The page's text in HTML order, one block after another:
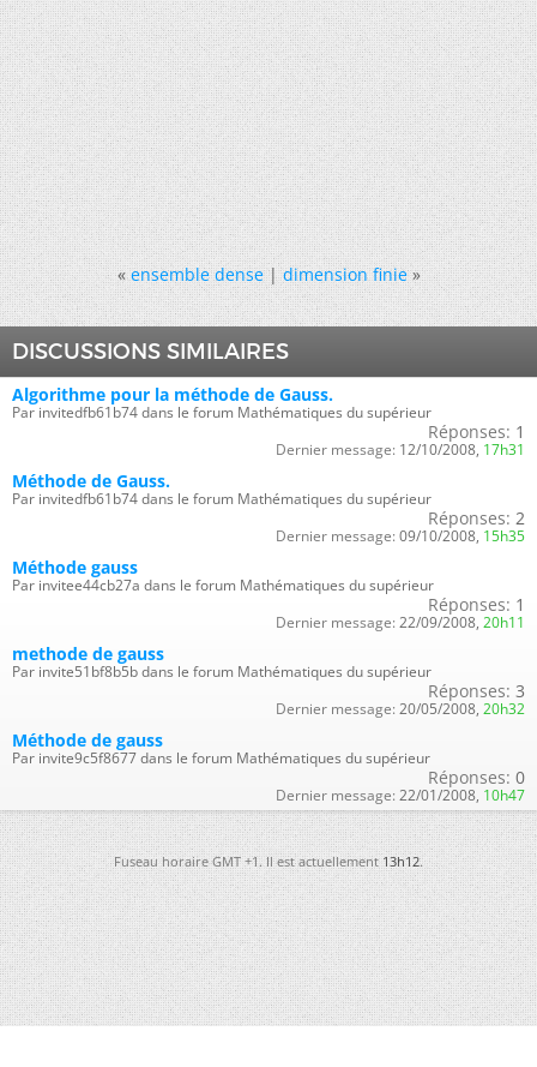
« ensemble dense|dimension finie »
DISCUSSIONS SIMILAIRES
Algorithme pour la méthode de Gauss.
Par invitedfb61b74 dans le forum Mathématiques du supérieur
Réponses: 1
Dernier message: 12/10/2008, 17h31
Méthode de Gauss.
Par invitedfb61b74 dans le forum Mathématiques du supérieur
Réponses: 2
Dernier message: 09/10/2008, 15h35
Méthode gauss
Par invitee44cb27a dans le forum Mathématiques du supérieur
Réponses: 1
Dernier message: 22/09/2008, 20h11
methode de gauss
Par invite51bf8b5b dans le forum Mathématiques du supérieur
Réponses: 3
Dernier message: 20/05/2008, 20h32
Méthode de gauss
Par invite9c5f8677 dans le forum Mathématiques du supérieur
Réponses: 0
Dernier message: 22/01/2008, 10h47
Fuseau horaire GMT +1. Il est actuellement 13h12.